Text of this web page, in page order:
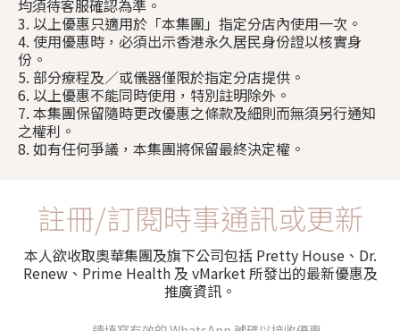
均須待客服確認為準。
3. 以上優惠只適用於「本集團」指定分店內使用一次。
4. 使用優惠時，必須出示香港永久居民身份證以核實身
份。
5. 部分療程及／或儀器僅限於指定分店提供。
6. 以上優惠不能同時使用，特別註明除外。
7. 本集團保留隨時更改優惠之條款及細則而無須另行通知
之權利。
8. 如有任何爭議，本集團將保留最終決定權。
註冊/訂閱時事通訊或更新
本人欲收取奧華集團及旗下公司包括 Pretty House、Dr.
Renew、Prime Health 及 vMarket 所發出的最新優惠及
推廣資訊。